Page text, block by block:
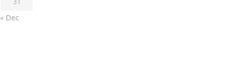
« Dec